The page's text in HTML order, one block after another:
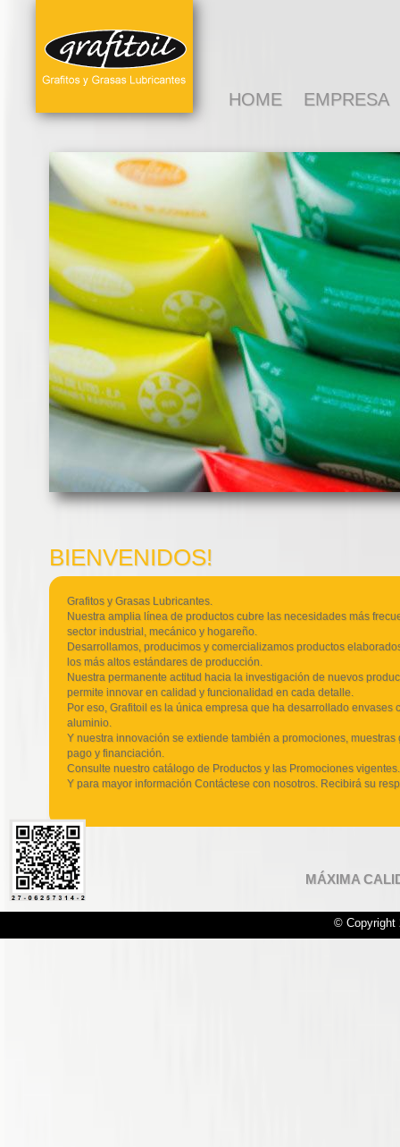
HOME EMPRESA
BIENVENIDOS!
Grafitos y Grasas Lubricantes.
Nuestra amplia línea de productos cubre las necesidades más
sector industrial, mecánico y hogareño.
Desarrollamos, producimos y comercializamos productos
los más altos estándares de producción.
Nuestra permanente actitud hacia la investigación de nuevos
permite innovar en calidad y funcionalidad en cada detalle.
Por eso, Grafitoil es la única empresa que ha desarrollado
aluminio.
Y nuestra innovación se extiende también a promociones,
pago y financiación.
Consulte nuestro catálogo de Productos y las Promociones vigentes.
Y para mayor información Contáctese con nosotros. Recibirá su
MÁXIMA
© Copyright